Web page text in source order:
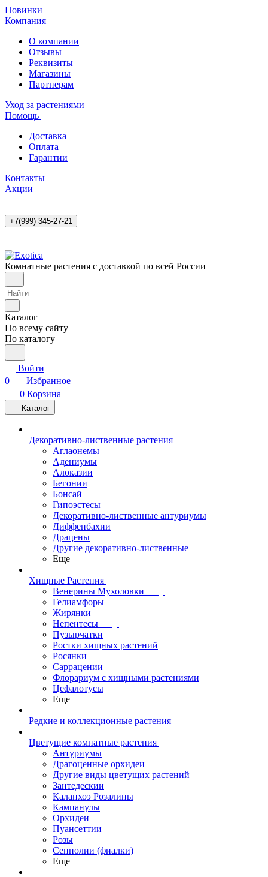
Новинки
Компания
О компании
Отзывы
Реквизиты
Магазины
Партнерам
Уход за растениями
Помощь
Доставка
Оплата
Гарантии
Контакты
Акции
+7(999) 345-27-21
Комнатные растения с доставкой по всей России
Каталог
По всему сайту
По каталогу
Войти
0
Избранное
0 Корзина
Каталог
Декоративно-лиственные растения
Аглаонемы
Адениумы
Алоказии
Бегонии
Бонсай
Гипоэстесы
Декоративно-лиственные антуриумы
Диффенбахии
Драцены
Другие декоративно-лиственные
Еще
Хищные Растения
Венерины Мухоловки
Гелиамфоры
Жирянки
Непентесы
Пузырчатки
Ростки хищных растений
Росянки
Саррацении
Флорариум с хищными растениями
Цефалотусы
Еще
Редкие и коллекционные растения
Цветущие комнатные растения
Антуриумы
Драгоценные орхидеи
Другие виды цветущих растений
Зантедескии
Каланхоэ Розалины
Кампанулы
Орхидеи
Пуансеттии
Розы
Сенполии (фиалки)
Еще